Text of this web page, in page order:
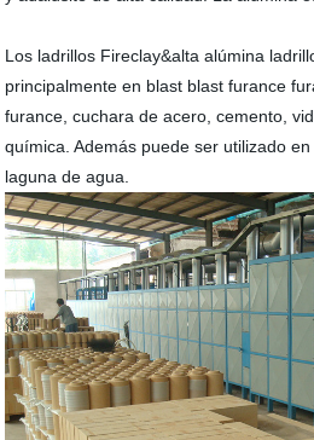
Los ladrillos Fireclay&alta alúmina
principalmente en blast blast furance
furance, cuchara de acero, cemento,
química. Además puede ser utilizado
laguna de agua.